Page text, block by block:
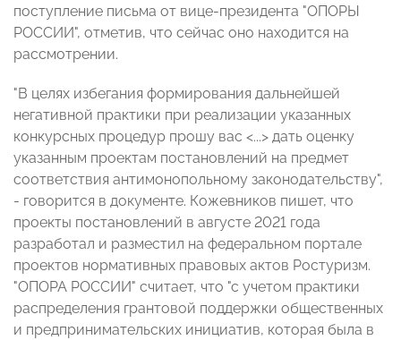
поступление письма от вице-президента "ОПОРЫ
РОССИИ", отметив, что сейчас оно находится на
рассмотрении.
"В целях избегания формирования дальнейшей
негативной практики при реализации указанных
конкурсных процедур прошу вас <...> дать оценку
указанным проектам постановлений на предмет
соответствия антимонопольному законодательству",
- говорится в документе. Кожевников пишет, что
проекты постановлений в августе 2021 года
разработал и разместил на федеральном портале
проектов нормативных правовых актов Ростуризм.
"ОПОРА РОССИИ" считает, что "с учетом практики
распределения грантовой поддержки общественных
и предпринимательских инициатив, которая была в